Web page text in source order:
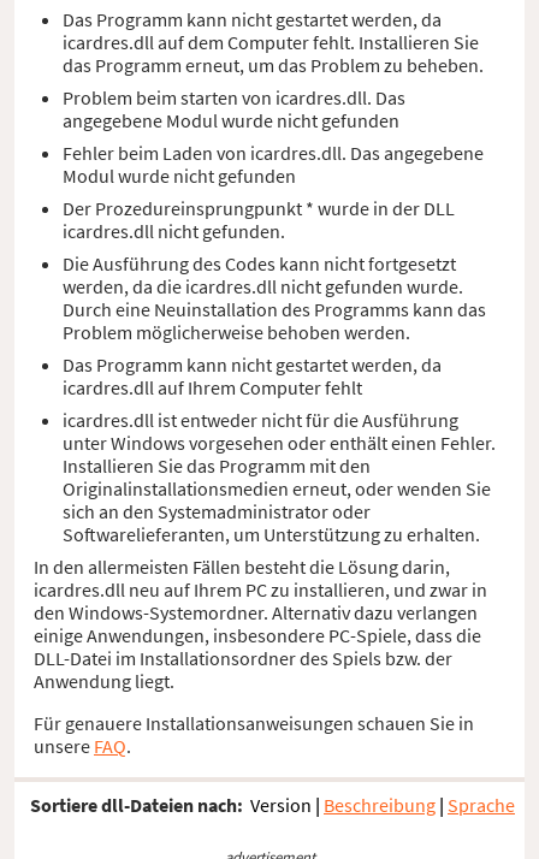
Das Programm kann nicht gestartet werden, da
icardres.dll auf dem Computer fehlt. Installieren Sie
das Programm erneut, um das Problem zu beheben.
Problem beim starten von icardres.dll. Das
angegebene Modul wurde nicht gefunden
Fehler beim Laden von icardres.dll. Das angegebene
Modul wurde nicht gefunden
Der Prozedureinsprungpunkt * wurde in der DLL
icardres.dll nicht gefunden.
Die Ausführung des Codes kann nicht fortgesetzt
werden, da die icardres.dll nicht gefunden wurde.
Durch eine Neuinstallation des Programms kann das
Problem möglicherweise behoben werden.
Das Programm kann nicht gestartet werden, da
icardres.dll auf Ihrem Computer fehlt
icardres.dll ist entweder nicht für die Ausführung
unter Windows vorgesehen oder enthält einen Fehler.
Installieren Sie das Programm mit den
Originalinstallationsmedien erneut, oder wenden Sie
sich an den Systemadministrator oder
Softwarelieferanten, um Unterstützung zu erhalten.
In den allermeisten Fällen besteht die Lösung darin,
icardres.dll neu auf Ihrem PC zu installieren, und zwar in
den Windows-Systemordner. Alternativ dazu verlangen
einige Anwendungen, insbesondere PC-Spiele, dass die
DLL-Datei im Installationsordner des Spiels bzw. der
Anwendung liegt.
Für genauere Installationsanweisungen schauen Sie in
unsere FAQ.
Sortiere dll-Dateien nach: Version | Beschreibung | Sprache